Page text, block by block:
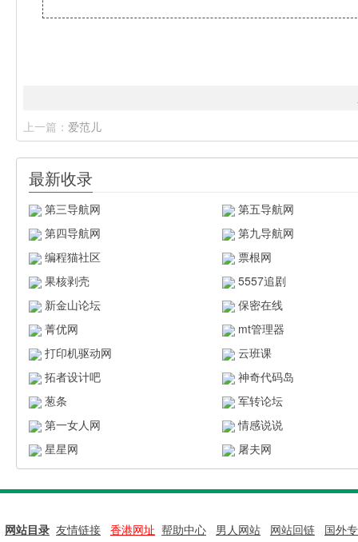
上一篇： 爱范儿
最新收录
第三导航网
第五导航网
第四导航网
第九导航网
编程猫社区
票根网
果核剥壳
5557追剧
新金山论坛
保密在线
菁优网
mt管理器
打印机驱动网
云班课
拓者设计吧
神奇代码岛
葱条
军转论坛
第一女人网
情感说说
星星网
屠夫网
网站目录 友情链接 香港网址 帮助中心 男人网站 网站回链
国外